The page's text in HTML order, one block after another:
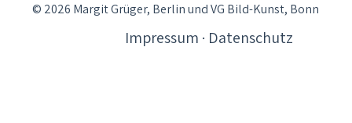
© 2026 Margit Grüger, Berlin und VG Bild-Kunst, Bonn
Impressum · Datenschutz